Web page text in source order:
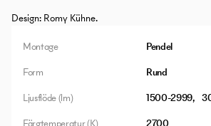
Design: Romy Kühne.
Montage
Pendel
Form
Rund
Ljusflöde (lm)
1500-2999